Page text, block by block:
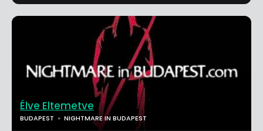
Élve Eltemetve
BUDAPEST NIGHTMARE IN BUDAPEST